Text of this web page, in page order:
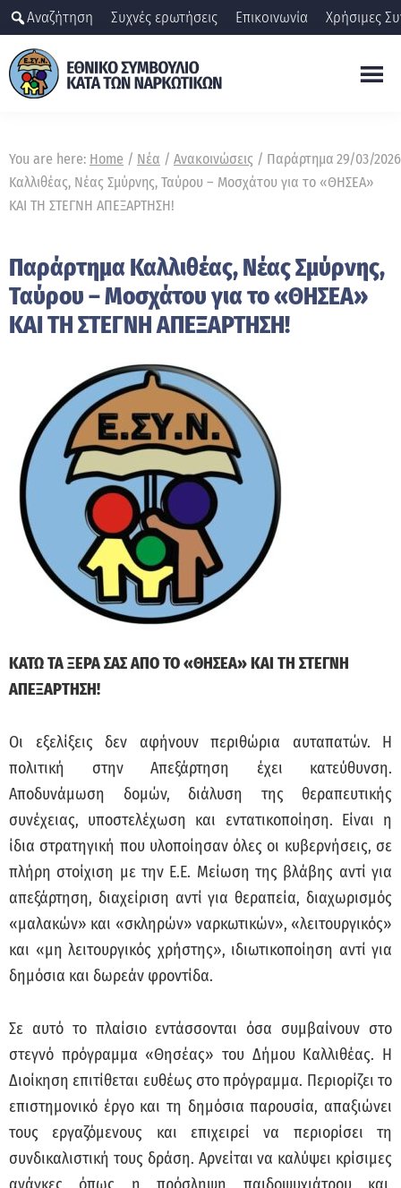
Skip
to
main
content
Αναζήτηση Συχνές ερωτήσεις Επικοινωνία Χρήσιμες
κατά
των
ναρκωτικών
You are here: Home / Νέα / Ανακοινώσεις / Παράρτημα
Καλλιθέας, Νέας Σμύρνης, Ταύρου – Μοσχάτου για το «ΘΗΣΕΑ»
ΚΑΙ ΤΗ ΣΤΕΓΝΗ ΑΠΕΞΑΡΤΗΣΗ!
Παράρτημα Καλλιθέας, Νέας Σμύρνης,
Ταύρου – Μοσχάτου για το «ΘΗΣΕΑ»
ΚΑΙ ΤΗ ΣΤΕΓΝΗ ΑΠΕΞΑΡΤΗΣΗ!
29/03/2026
ΚΑΤΩ ΤΑ ΞΕΡΑ ΣΑΣ ΑΠΟ ΤΟ «ΘΗΣΕΑ» ΚΑΙ ΤΗ ΣΤΕΓΝΗ
ΑΠΕΞΑΡΤΗΣΗ!
Οι εξελίξεις δεν αφήνουν περιθώρια αυταπατών. Η
πολιτική στην Απεξάρτηση έχει κατεύθυνση.
Αποδυνάμωση δομών, διάλυση της θεραπευτικής
συνέχειας, υποστελέχωση και εντατικοποίηση. Είναι η
ίδια στρατηγική που υλοποίησαν όλες οι κυβερνήσεις, σε
πλήρη στοίχιση με την Ε.Ε. Μείωση της βλάβης αντί για
απεξάρτηση, διαχείριση αντί για θεραπεία, διαχωρισμός
«μαλακών» και «σκληρών» ναρκωτικών», «λειτουργικός»
και «μη λειτουργικός χρήστης», ιδιωτικοποίηση αντί για
δημόσια και δωρεάν φροντίδα.
Σε αυτό το πλαίσιο εντάσσονται όσα συμβαίνουν στο
στεγνό πρόγραμμα «Θησέας» του Δήμου Καλλιθέας. Η
Διοίκηση επιτίθεται ευθέως στο πρόγραμμα. Περιορίζει το
επιστημονικό έργο και τη δημόσια παρουσία, απαξιώνει
τους εργαζόμενους και επιχειρεί να περιορίσει τη
συνδικαλιστική τους δράση. Αρνείται να καλύψει κρίσιμες